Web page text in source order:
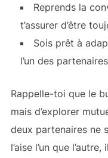
Reprends la
t’assurer d’être
Sois prêt à
l’un des
Rappelle-toi que le
mais d’explorer
deux partenaires ne
l’aise l’un que